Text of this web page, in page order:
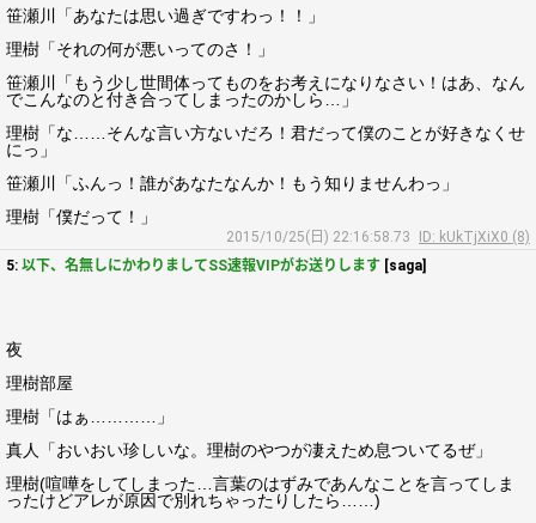
笹瀬川「あなたは思い過ぎですわっ！！」
理樹「それの何が悪いってのさ！」
笹瀬川「もう少し世間体ってものをお考えになりなさい！はあ、なん
でこんなのと付き合ってしまったのかしら…」
理樹「な……そんな言い方ないだろ！君だって僕のことが好きなくせ
にっ」
笹瀬川「ふんっ！誰があなたなんか！もう知りませんわっ」
理樹「僕だって！」
2015/10/25(日) 22:16:58.73
ID: kUkTjXiX0 (8)
5: 以下、名無しにかわりましてSS速報VIPがお送りします [saga]
夜
理樹部屋
理樹「はぁ…………」
真人「おいおい珍しいな。理樹のやつが凄えため息ついてるぜ」
理樹(喧嘩をしてしまった…言葉のはずみであんなことを言ってしま
ったけどアレが原因で別れちゃったりしたら……)